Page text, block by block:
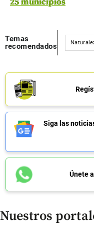
Temas
recomendados
Siga las
Únete
Nuestros